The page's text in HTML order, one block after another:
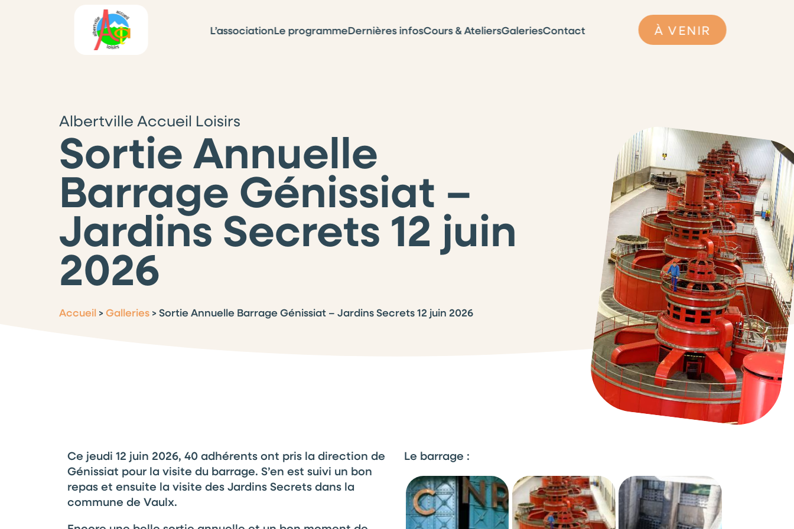
L’associationLe programmeDernières infosCours & AteliersGaleriesContact À VENIR
Albertville Accueil Loisirs
Sortie Annuelle
Barrage Génissiat –
Jardins Secrets 12 juin
2026
Accueil > Galleries > Sortie Annuelle Barrage Génissiat – Jardins Secrets 12 juin 2026
Ce jeudi 12 juin 2026, 40 adhérents ont pris la direction de
Génissiat pour la visite du barrage. S’en est suivi un bon
repas et ensuite la visite des Jardins Secrets dans la
commune de Vaulx.
Le barrage :